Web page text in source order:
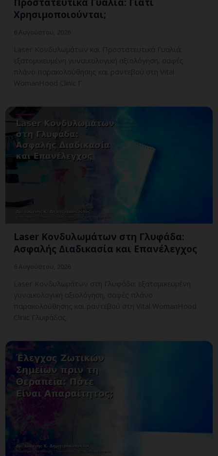
Χρησιμοποιούνται;
Laser Κονδυλωμάτων και Προστατευτικά Γυαλιά:
εξατομικευμένη γυναικολογική αξιολόγηση, σαφές
πλάνο παρακολούθησης και ραντεβού στη Vital
WomanHood Clinic Γ
Laser Κονδυλωμάτων στη Γλυφάδα:
Ασφαλής Διαδικασία και Επανέλεγχος
Laser Κονδυλωμάτων στη Γλυφάδα: εξατομικευμένη
γυναικολογική αξιολόγηση, σαφές πλάνο
παρακολούθησης και ραντεβού στη Vital WomanHood
Clinic Γλυφάδας.